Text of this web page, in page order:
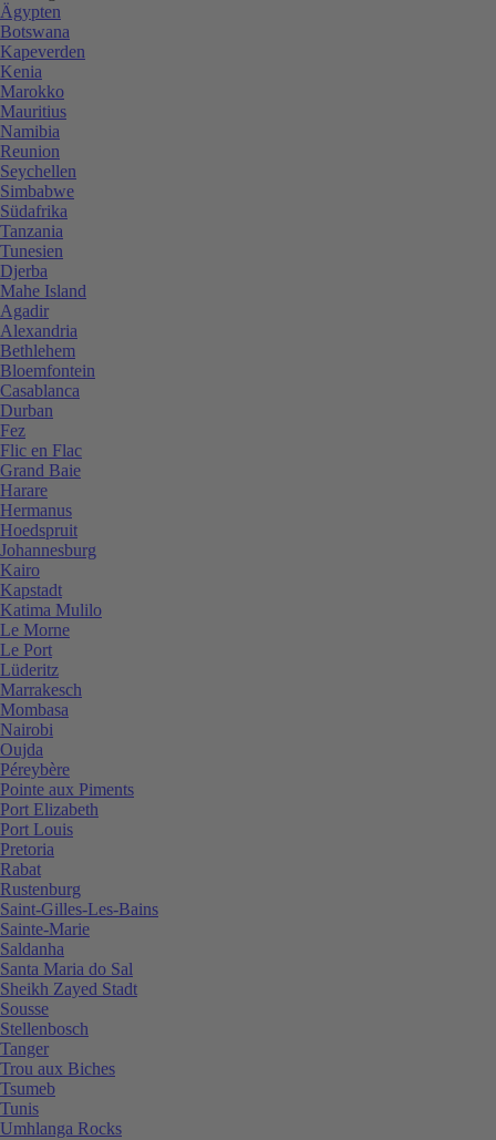
Ägypten
Botswana
Kapeverden
Kenia
Marokko
Mauritius
Namibia
Reunion
Seychellen
Simbabwe
Südafrika
Tanzania
Tunesien
Djerba
Mahe Island
Agadir
Alexandria
Bethlehem
Bloemfontein
Casablanca
Durban
Fez
Flic en Flac
Grand Baie
Harare
Hermanus
Hoedspruit
Johannesburg
Kairo
Kapstadt
Katima Mulilo
Le Morne
Le Port
Lüderitz
Marrakesch
Mombasa
Nairobi
Oujda
Péreybère
Pointe aux Piments
Port Elizabeth
Port Louis
Pretoria
Rabat
Rustenburg
Saint-Gilles-Les-Bains
Sainte-Marie
Saldanha
Santa Maria do Sal
Sheikh Zayed Stadt
Sousse
Stellenbosch
Tanger
Trou aux Biches
Tsumeb
Tunis
Umhlanga Rocks